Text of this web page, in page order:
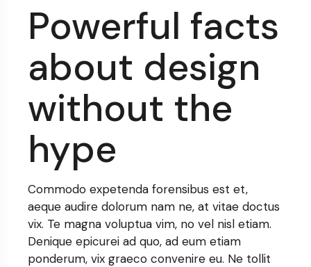
Powerful facts
about design
without the
hype
Commodo expetenda forensibus est et,
aeque audire dolorum nam ne, at vitae doctus
vix. Te magna voluptua vim, no vel nisl etiam.
Denique epicurei ad quo, ad eum etiam
ponderum, vix graeco convenire eu. Ne tollit